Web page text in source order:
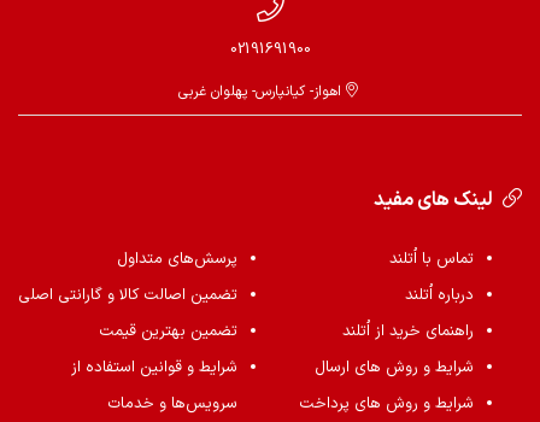
02191691900
اهواز- کیانپارس- پهلوان غربی
لینک های مفید
تماس با اُتلند
درباره اُتلند
راهنمای خرید از اُتلند
شرایط و روش های ارسال
شرایط و روش های پرداخت
پرسش‌های متداول
تضمین اصالت کالا و گارانتی اصلی
تضمین بهترین قیمت
شرایط و قوانین استفاده از
سرویس‌ها و خدمات